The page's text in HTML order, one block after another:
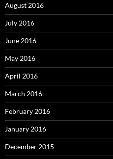
August 2016
July 2016
June 2016
May 2016
April 2016
March 2016
February 2016
January 2016
December 2015